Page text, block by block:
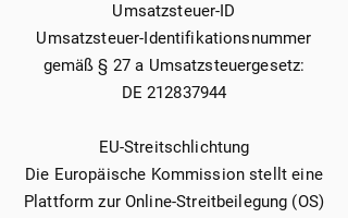
Umsatzsteuer-ID
Umsatzsteuer-Identifikationsnummer
gemäß § 27 a Umsatzsteuergesetz:
DE 212837944
EU-Streitschlichtung
Die Europäische Kommission stellt eine
Plattform zur Online-Streitbeilegung (OS)